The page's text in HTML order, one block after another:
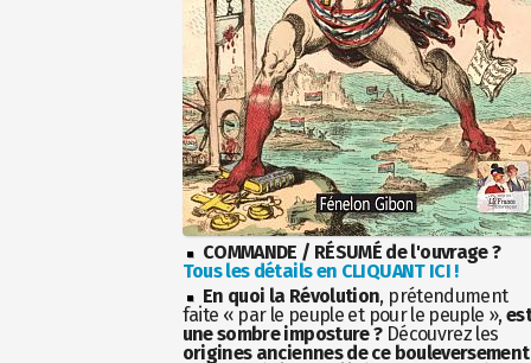
COMMANDE / RÉSUMÉ de l'ouvrage ?
Tous les détails en CLIQUANT ICI !
En quoi la Révolution, prétendument
faite « par le peuple et pour le peuple »,
une sombre imposture ?Découvrez les
origines anciennes de ce bouleversement